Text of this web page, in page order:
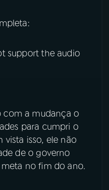
Facebook
X
support the audio
com a mudança o
para cumpri o
vista isso, ele não
de o governo
no fim do ano.